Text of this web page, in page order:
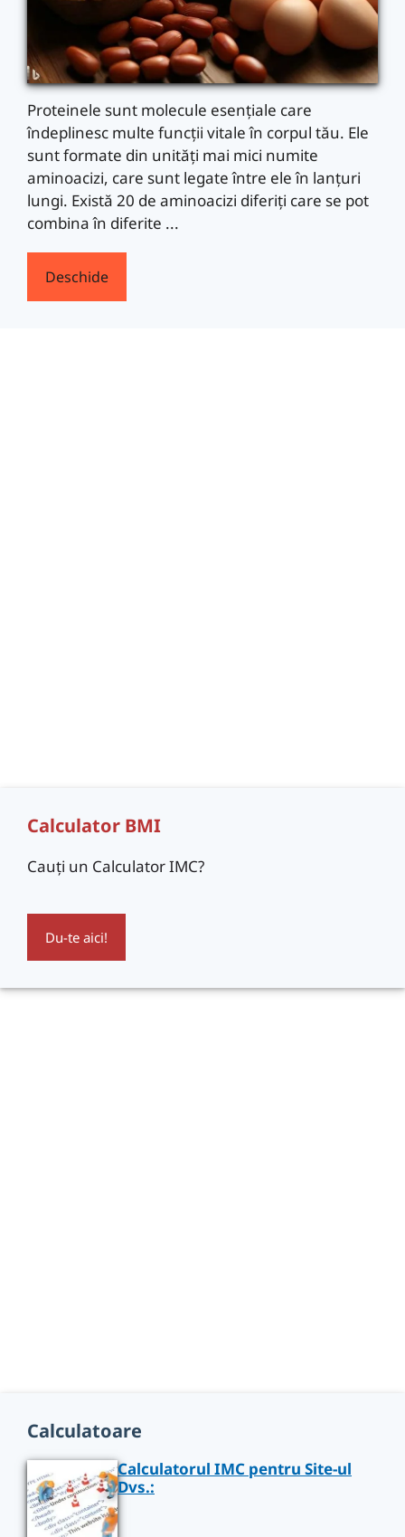
Proteinele sunt molecule esențiale care
îndeplinesc multe funcții vitale în corpul tău. Ele
sunt formate din unități mai mici numite
aminoacizi, care sunt legate între ele în lanțuri
lungi. Există 20 de aminoacizi diferiți care se pot
combina în diferite ...
Deschide
Calculator BMI
Cauți un Calculator IMC?
Du-te aici!
Calculatoare
Calculatorul IMC pentru Site-ul
Dvs.: